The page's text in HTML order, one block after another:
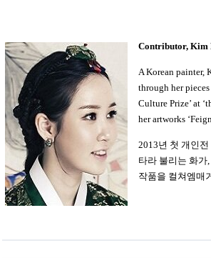
Contributor, Kim
A Korean painter,
through her pieces
Culture Prize’ at
her artworks
2013년 첫 개인
타라 불리는 화가
작품을 컬쳐엠매